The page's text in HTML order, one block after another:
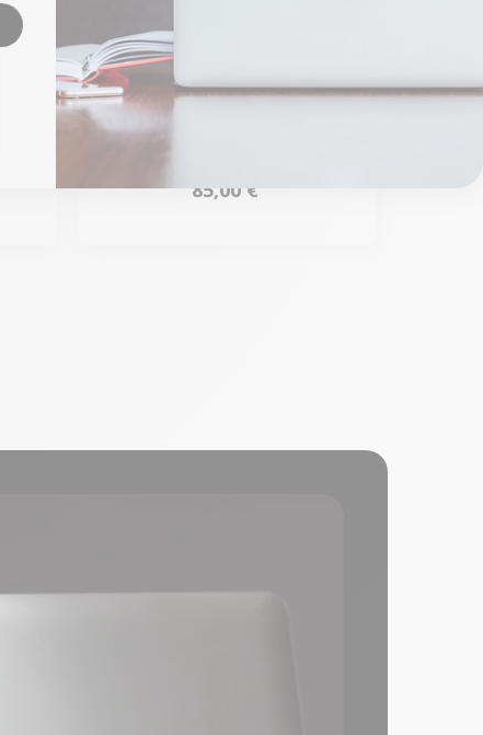
Chargeur MacBook Apple
USBC 140W - MacBook
Pro 16" 2021 et 2023
85,00 €